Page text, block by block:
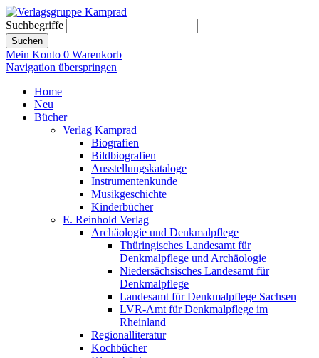
Suchbegriffe
Suchen
Mein Konto 0 Warenkorb
Navigation überspringen
Home
Neu
Bücher
Verlag Kamprad
Biografien
Bildbiografien
Ausstellungskataloge
Instrumentenkunde
Musikgeschichte
Kinderbücher
E. Reinhold Verlag
Archäologie und Denkmalpflege
Thüringisches Landesamt für
Denkmalpflege und Archäologie
Niedersächsisches Landesamt für
Denkmalpflege
Landesamt für Denkmalpflege Sachsen
LVR-Amt für Denkmalpflege im
Rheinland
Regionalliteratur
Kochbücher